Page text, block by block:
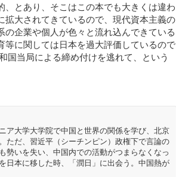
とあり、そこはこの本でも大きくは違わ
大されてきているので、現代資本主義の
企業や個人が色々と流れ込んできている
に関しては日本を過大評価しているので
国当局による締め付けを逃れて、という
ア大学大学院で中国と世界の関係を学び、北京
ただ、習近平（シーチンピン）政権下で言論の
勢いを失い、中国内での活動がつまらなくなっ
日本に移した時、「潤日」に出会う。中国熱が